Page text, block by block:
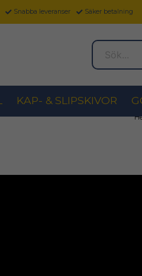
Snabba leveranser Säker betalning
Sök...
KAP- & SLIPSKIVOR